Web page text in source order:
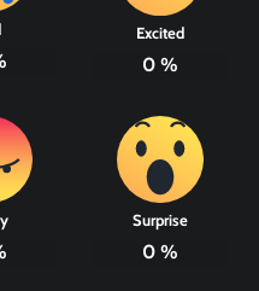
Excited
0%
Surprise
0%